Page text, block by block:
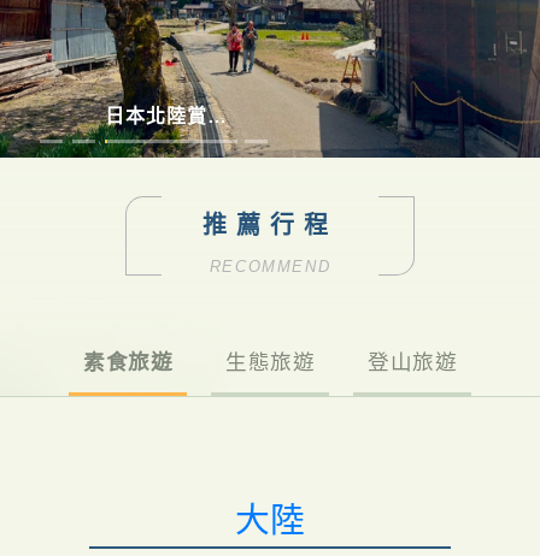
蔬醒南島 多彩德瑞 日本北陸賞櫻8日
推薦行程
RECOMMEND
素食旅遊 生態旅遊 登山旅遊
大陸